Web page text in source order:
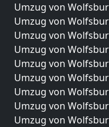
Umzug von
Umzug von
Umzug von
Umzug von
Umzug von
Umzug von
Umzug von
Umzug von
Umzug von